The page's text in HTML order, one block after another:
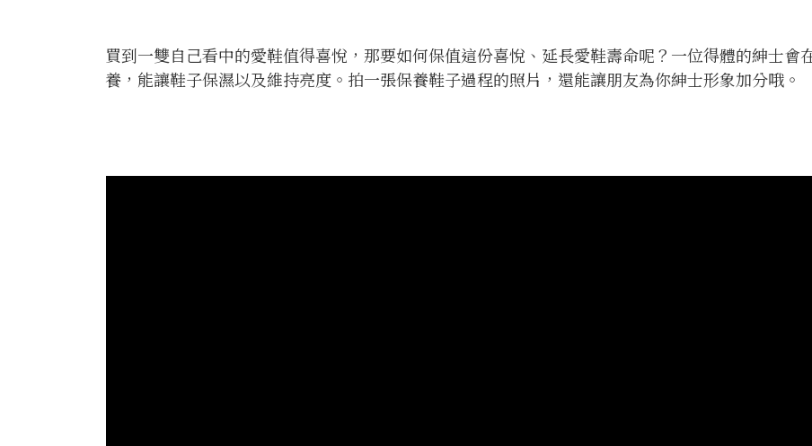
買到一雙自己看中的愛鞋值得喜悅，那要如何保值這份喜悅、延長愛鞋壽命呢？一位得體的紳士會
養，能讓鞋子保濕以及維持亮度。拍一張保養鞋子過程的照片，還能讓朋友為你紳士形象加分哦。